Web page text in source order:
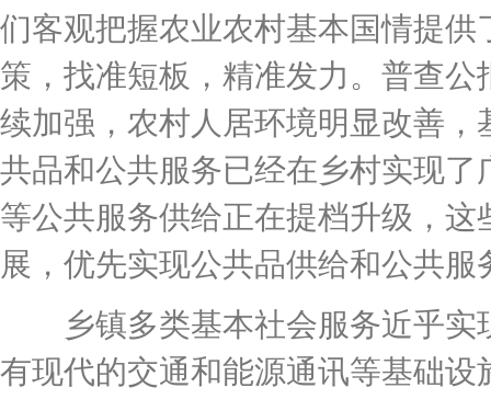
们客观把握农业农村基本国情提
策，找准短板，精准发力。普查
续加强，农村人居环境明显改善
共品和公共服务已经在乡村实现
等公共服务供给正在提档升级，
展，优先实现公共品供给和公共
乡镇多类基本社会服务近乎实
有现代的交通和能源通讯等基础